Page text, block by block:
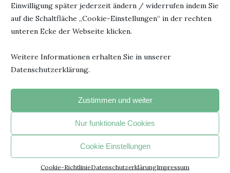
Einwilligung später jederzeit ändern / widerrufen indem Sie
auf die Schaltfläche „Cookie-Einstellungen“ in der rechten
unteren Ecke der Webseite klicken.
Weitere Informationen erhalten Sie in unserer
Datenschutzerklärung.
Zustimmen und weiter
Nur funktionale Cookies
Cookie Einstellungen
Cookie-RichtlinieDatenschutzerklärungImpressum
"Jedesmal, wenn du ein Buch fortgelegt hast und beginnst, den
Faden eigener Gedanken zu spinnen, hat das Buch seinen
beabsichtigten Zweck erreicht".